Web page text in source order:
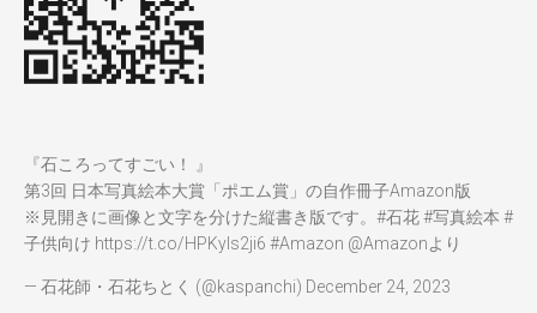
『石ころってすごい！ 』
第3回 日本写真絵本大賞「ポエム賞」の自作冊子Amazon版
※見開きに画像と文字を分けた縦書き版です。 #石花#写真絵本 #
子供向け https://t.co/HPKyIs2ji6 #Amazon @Amazonより
— 石花師・石花ちとく (@kaspanchi) December 24, 2023